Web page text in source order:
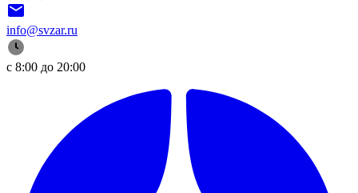
info@svzar.ru
с 8:00 до 20:00